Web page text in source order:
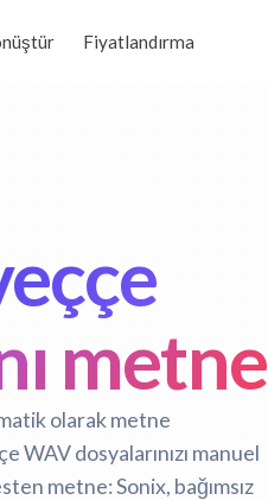
Fiyatlandırma
metne
olarak metne
dosyalarınızı manuel
metne:Sonix, bağımsız